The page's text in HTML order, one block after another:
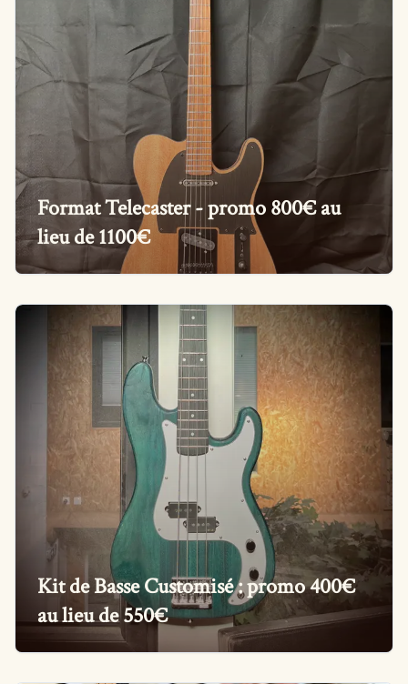
Format Telecaster - promo 800€ au
lieu de 1100€
Kit de Basse Customisé : promo 400€
au lieu de 550€